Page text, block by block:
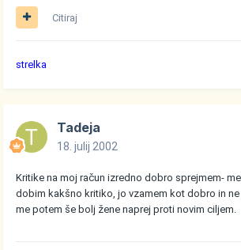
Citiraj
strelka
Tadeja
18. julij 2002
Kritike na moj račun izredno dobro sprejmem-
dobim kakšno kritiko, jo vzamem kot dobro in ne
me potem še bolj žene naprej proti novim ciljem.